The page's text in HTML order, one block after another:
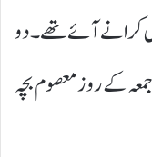
کرانے آئے تھے۔ دو
کے روز معصوم بچہ